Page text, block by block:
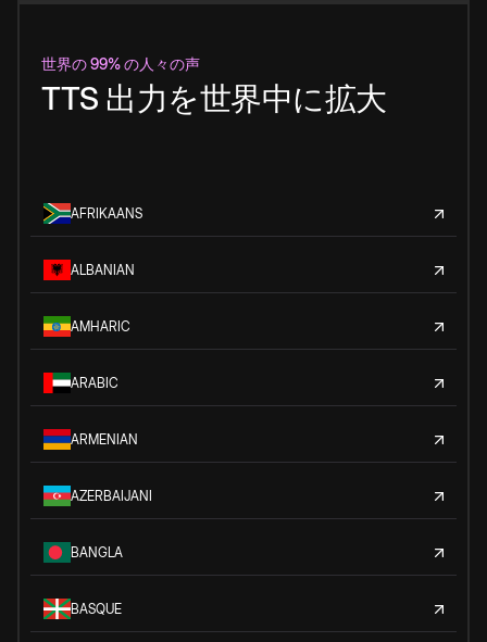
世界の 99% の人々の声
TTS 出力を世界中に拡大
AFRIKAANS
ALBANIAN
AMHARIC
ARABIC
ARMENIAN
AZERBAIJANI
BANGLA
BASQUE